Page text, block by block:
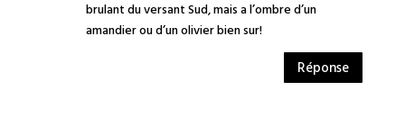
brulant du versant Sud, mais a l’ombre d’un
amandier ou d’un olivier bien sur!
Réponse